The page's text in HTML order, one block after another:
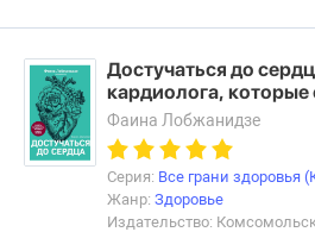
Достучаться до
кардиолога, которые
Фаина Лобжанидзе
Серия: Все грани здоровья
Жанр: Здоровье
Издательство: